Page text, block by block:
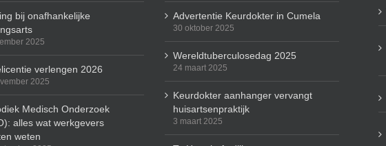
bij onafhankelijke
2025
verlengen 2026
2025
Medisch Onderzoek
alles wat werkgevers
weten
Advertentie Keurdokter in Cumela
30 oktober 2025
Wereldtuberculosedag 2025
24 maart 2025
Keurdokter aanhanger vervangt
huisartsenpraktijk
3 maart 2025